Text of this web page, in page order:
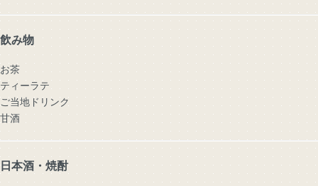
飲み物
お茶
ティーラテ
ご当地ドリンク
甘酒
日本酒・焼酎